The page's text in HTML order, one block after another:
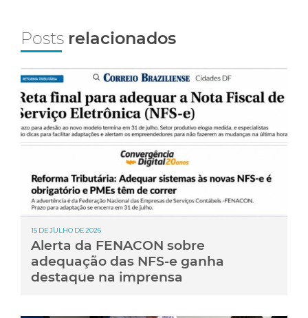
Posts relacionados
15 DE JULHO DE 2026
Alerta da FENACON sobre
adequação das NFS-e ganha
destaque na imprensa